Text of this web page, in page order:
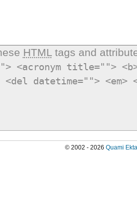
HTMLtags and
<acronym title="">
<del datetime="">
© 2002 - 2026 Quami